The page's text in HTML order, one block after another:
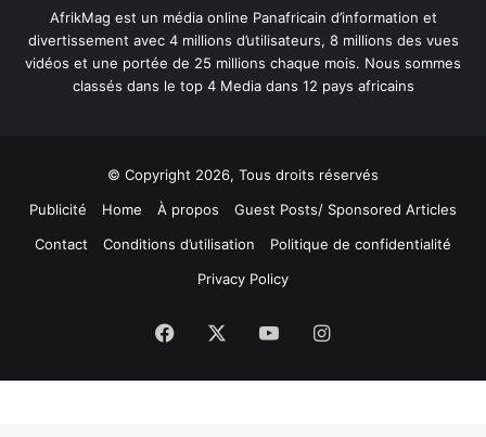
AfrikMag est un média online Panafricain d’information et
divertissement avec 4 millions d’utilisateurs, 8 millions des vues
vidéos et une portée de 25 millions chaque mois. Nous sommes
classés dans le top 4 Media dans 12 pays africains
© Copyright 2026, Tous droits réservés
Publicité
Home À propos
Guest Posts/ Sponsored Articles
Contact
Conditions d’utilisation
Politique de confidentialité
Privacy Policy
Facebook YouTubeInstagram